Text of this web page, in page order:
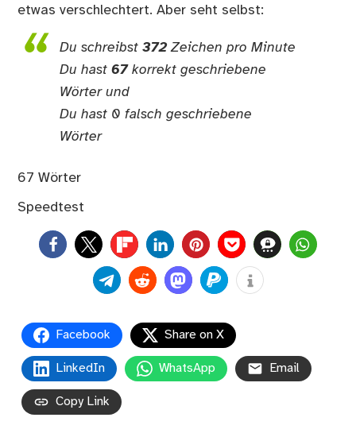
etwas verschlechtert. Aber seht selbst:
Du schreibst372Zeichen pro Minute
Du hast67korrekt geschriebene
Wörter und
Du hast 0 falsch geschriebene
Wörter
67 Wörter
Speedtest
0
Facebook Share on X
LinkedIn WhatsApp Email
Copy Link